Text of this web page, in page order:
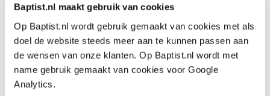
Baptist.nl maakt gebruik van cookies
Op Baptist.nl wordt gebruik gemaakt van cookies met als
doel de website steeds meer aan te kunnen passen aan
de wensen van onze klanten. Op Baptist.nl wordt met
name gebruik gemaakt van cookies voor Google
Analytics.
Auch ansehen
PB schroevendraaier Torx T5
Produktnummer: 457384